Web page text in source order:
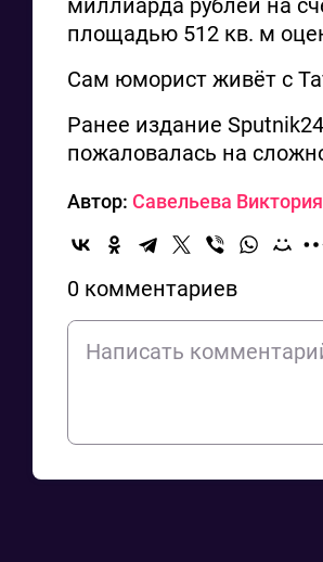
миллиарда рублей на
площадью 512 кв. м
Сам юморист живёт с
Ранее издание
пожаловалась на
Автор: Савельева Виктория
0 комментариев